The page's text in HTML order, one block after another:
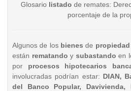
Glosario listado de remates:
porcentaje de la
Algunos de los bienesde
están rematando y subastando en
por procesos hipotecarios
involucradas podrían estar: DIAN,
del Banco Popular,